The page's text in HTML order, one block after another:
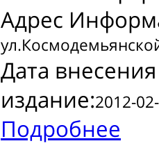
Адрес
Дата
издание:2012-
Подробнее